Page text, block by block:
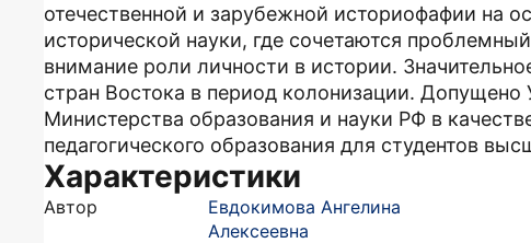
отечественной и зарубежной историофафии на
исторической науки, где сочетаются
внимание роли личности в истории.
стран Востока в период колонизации.
Министерства образования и науки РФ в
педагогического образования для студентов
Характеристики
Автор
Евдокимова Ангелина
Алексеевна